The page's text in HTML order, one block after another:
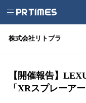
株式会社リトプラ
【開催報告】
「XRスプレーア